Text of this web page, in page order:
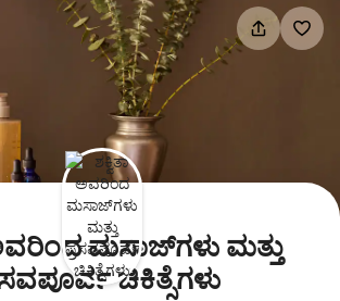
ಮಸಾಜ್‌ಗಳು ಮತ್ತು
ಚಿಕಿತ್ಸೆಗಳು